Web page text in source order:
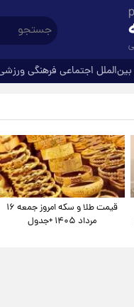
بین‌الملل اجتماعی فرهنگی
قیمت طلا و سکه امروز جمعه ۱۶
مرداد ۱۴۰۵ +جدول